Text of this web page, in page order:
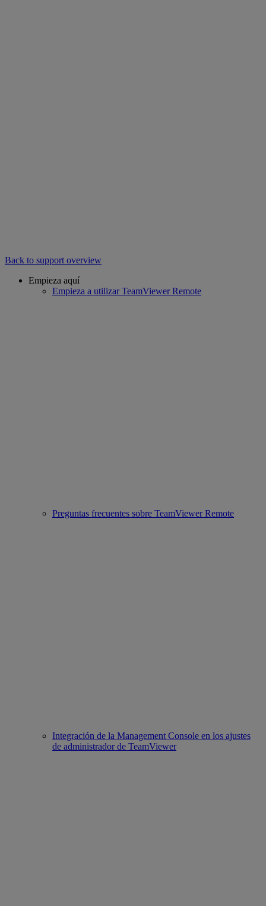
Back to support overview
Empieza aquí
Empieza a utilizar TeamViewer Remote
Preguntas frecuentes sobre TeamViewer Remote
Integración de la Management Console en los ajustes
de administrador de TeamViewer